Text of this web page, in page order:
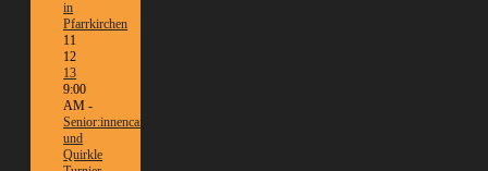
in
Pfarrkirchen
11
12
13
9:00
AM -
Senior:innencafé
und
Quirkle